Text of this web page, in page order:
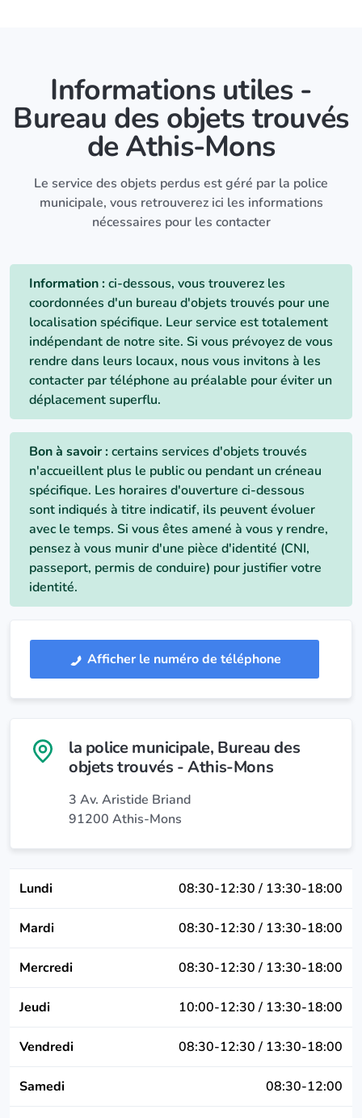
Informations utiles -
Bureau des objets trouvés
de Athis-Mons
Le service des objets perdus est géré par la police
municipale, vous retrouverez ici les informations
nécessaires pour les contacter
Information :ci-dessous, vous trouverez les
coordonnées d'un bureau d'objets trouvés pour une
localisation spécifique. Leur service est totalement
indépendant de notre site. Si vous prévoyez de vous
rendre dans leurs locaux, nous vous invitons à les
contacter par téléphone au préalable pour éviter un
déplacement superflu.
Bon à savoir :certains services d'objets trouvés
n'accueillent plus le public ou pendant un créneau
spécifique. Les horaires d'ouverture ci-dessous
sont indiqués à titre indicatif, ils peuvent évoluer
avec le temps. Si vous êtes amené à vous y rendre,
pensez à vous munir d'une pièce d'identité (CNI,
passeport, permis de conduire) pour justifier votre
identité.
Afficher le numéro de téléphone
la police municipale, Bureau des
objets trouvés - Athis-Mons
3 Av. Aristide Briand
91200 Athis-Mons
Lundi 08:30-12:30 / 13:30-18:00
Mardi 08:30-12:30 / 13:30-18:00
Mercredi 08:30-12:30 / 13:30-18:00
Jeudi 10:00-12:30 / 13:30-18:00
Vendredi 08:30-12:30 / 13:30-18:00
Samedi 08:30-12:00